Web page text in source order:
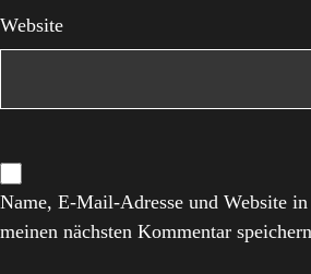
Website
Name, E-Mail-Adresse und Website
meinen nächsten Kommentar